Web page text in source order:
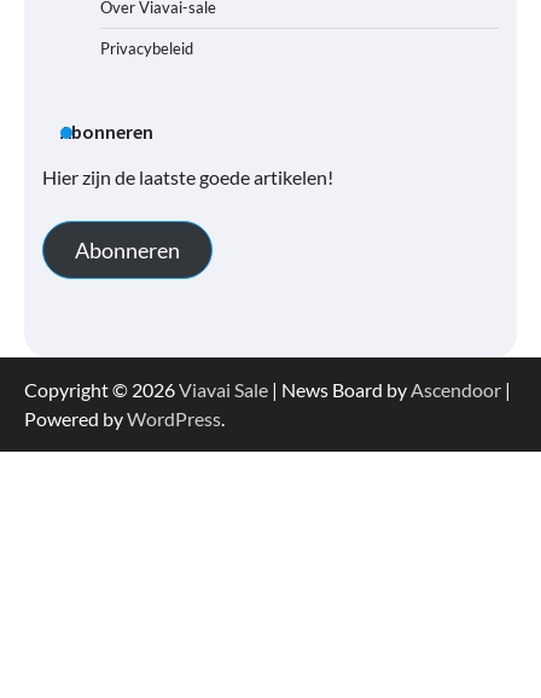
Over Viavai-sale
Privacybeleid
Abonneren
Hier zijn de laatste goede artikelen!
Abonneren
Copyright © 2026Viavai Sale | News Board byAscendoor |
Powered byWordPress.